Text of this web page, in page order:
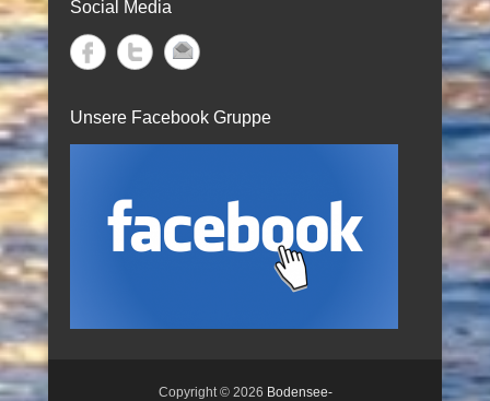
Social Media
Unsere Facebook Gruppe
Copyright © 2026 Bodensee-